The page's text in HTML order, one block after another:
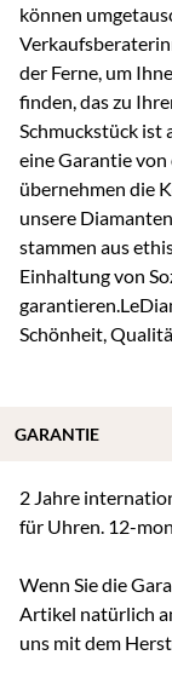
können
der Ferne, um
finden, das zu
Schmuckstück ist
eine Garantie
übernehmen die
unsere
stammen aus
Einhaltung von
Schönheit,
2 Jahre
für Uhren. 12-
Wenn Sie die
Artikel natürlich
uns mit dem
GARANTIE